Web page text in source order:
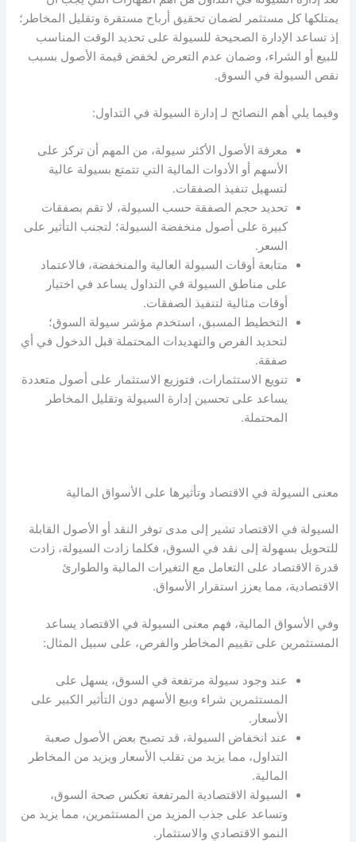
يمتلكها كل مستثمر لضمان تحقيق أرباح مستقرة وتقليل المخاطر؛
إذ تساعد الإدارة الصحيحة للسيولة على تحديد الوقت المناسب
للبيع أو الشراء، وضمان عدم التعرض لخفض قيمة الأصول بسبب
نقص السيولةفي السوق.
وفيما يلي أهم النصائح لـإدارة السيولة في التداول :
معرفة الأصول الأكثر سيولة، من المهم أن تركز على
الأسهم أو الأدوات المالية التي تتمتع بسيولة عالية
لتسهيل تنفيذ الصفقات.
تحديد حجم الصفقة حسب السيولة، لا تقم بصفقات
كبيرة على أصول منخفضة السيولة؛ لتجنب التأثير على
السعر.
متابعة أوقات السيولةالعالية والمنخفضة، فالاعتماد
على مناطق السيولة في التداول يساعد في اختيار
أوقات مثالية لتنفيذ الصفقات.
التخطيط المسبق، استخدم مؤشر سيولة السوق؛
لتحديد الفرص والتهديدات المحتملة قبل الدخول في أي
صفقة.
تنويع الاستثمارات، فتوزيع الاستثمار على أصول متعددة
يساعد على تحسين إدارة السيولةوتقليل المخاطر
المحتملة.
معنى السيولة في الاقتصادوتأثيرها على الأسواق المالية
السيولةفي الاقتصاد تشير إلى مدى توفر النقد أو الأصول القابلة
للتحويل بسهولة إلى نقد في السوق، فكلما زادت السيولة، زادت
قدرة الاقتصاد على التعامل مع التغيرات المالية والطوارئ
الاقتصادية، مما يعزز استقرار الأسواق.
وفي الأسواق المالية، فهم معنى السيولة في الاقتصاديساعد
المستثمرين على تقييم المخاطر والفرص، على سبيل المثال:
عند وجود سيولة مرتفعة في السوق، يسهل على
المستثمرين شراء وبيع الأسهم دون التأثير الكبير على
الأسعار.
عند انخفاض السيولة، قد تصبح بعض الأصول صعبة
التداول، مما يزيد من تقلب الأسعار ويزيد من المخاطر
المالية.
السيولةالاقتصادية المرتفعة تعكس صحة السوق،
وتساعد على جذب المزيد من المستثمرين، مما يزيد من
النمو الاقتصادي والاستثمار.